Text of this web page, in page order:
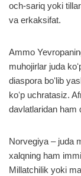
och-sariq yoki
va erkaksifat.
Ammo
muhojirlar juda
diaspora boʻlib
koʻp uchratasiz.
davlatlaridan ham
Norvegiya – juda
xalqning ham
Millatchilik yoki